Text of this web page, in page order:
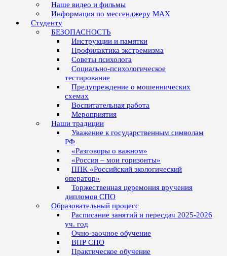
Наше видео и фильмы
Информация по мессенджеру MAX
Студенту
БЕЗОПАСНОСТЬ
Инструкции и памятки
Профилактика экстремизма
Советы психолога
Социально-психологическое
тестирование
Предупреждение о мошеннических
схемах
Воспитательная работа
Мероприятия
Наши традиции
Уважение к государственным символам
РФ
«Разговоры о важном»
«Россия – мои горизонты»
ППК «Российский экологический
оператор»
Торжественная церемония вручения
дипломов СПО
Образовательный процесс
Расписание занятий и пересдач 2025-2026
уч. год
Очно-заочное обучение
ВПР СПО
Практическое обучение